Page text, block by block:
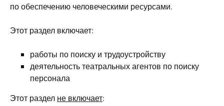
по обеспечению человеческими ресурсами.
Этот раздел включает:
работы по поиску и трудоустройству
деятельность театральных агентов по поиску
персонала
Этот раздел не включает: